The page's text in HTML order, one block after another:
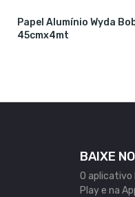
Papel Alumínio Wyda
45cmx4mt
BAIXE
O aplicativo
Play e na